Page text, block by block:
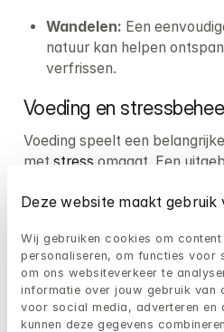
Deze website maakt gebruik
Wij gebruiken cookies om
personaliseren, om functies voor
om ons websiteverkeer te
informatie over jouw gebruik van
voor social media, adverteren en
kunnen deze gegevens
Wandelen: Een
natuur kan helpen
verfrissen.
Voeding en
Voeding speelt een
met stress omgaat. Een
stemming te verbeteren. Hier
Vermijd cafeïne en
stressniveau verhogen en
verstoren, dus beperk de